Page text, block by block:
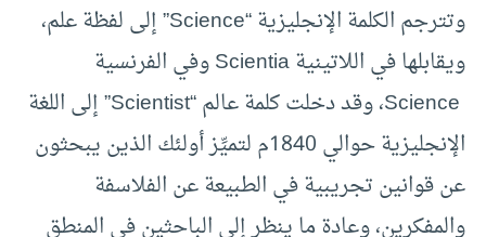
وتترجم الكلمة الإنجليزية “Science” إلى لفظة علم،
ويقابلها في اللاتينية Scientia وفي الفرنسية
Science، وقد دخلت كلمة عالم “Scientist” إلى اللغة
الإنجليزية حوالي 1840م لتميِّز أولئك الذين يبحثون
عن قوانين تجريبية في الطبيعة عن الفلاسفة
والمفكرين، وعادة ما ينظر إلى الباحثين في المنطق